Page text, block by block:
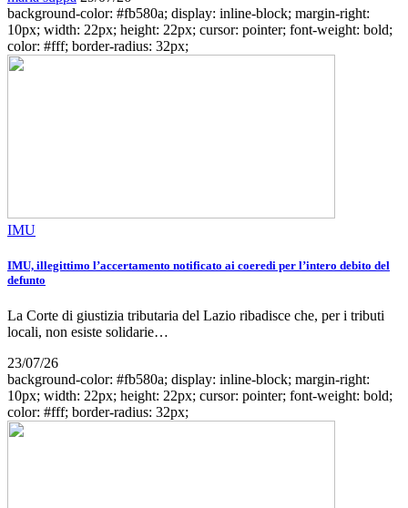
background-color: #fb580a; display: inline-block; margin-right:
10px; width: 22px; height: 22px; cursor: pointer; font-weight: bold;
color: #fff; border-radius: 32px;
IMU
IMU, illegittimo l’accertamento notificato ai coeredi per l’intero debito del
defunto
La Corte di giustizia tributaria del Lazio ribadisce che, per i tributi
locali, non esiste solidarie…
23/07/26
background-color: #fb580a; display: inline-block; margin-right:
10px; width: 22px; height: 22px; cursor: pointer; font-weight: bold;
color: #fff; border-radius: 32px;